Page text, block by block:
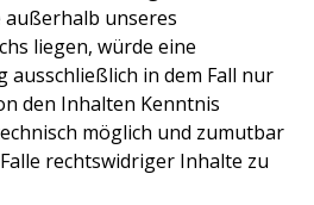
unseres
liegen, würde eine
in dem Fall nur
den Inhalten Kenntnis
möglich und zumutbar
rechtswidriger Inhalte zu